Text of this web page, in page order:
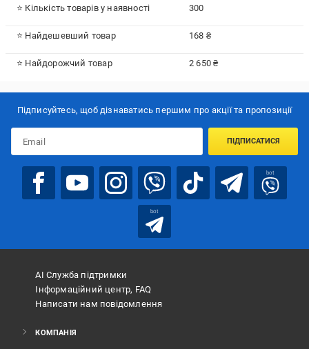
⭐ Кількість товарів у наявності 300
⭐ Найдешевший товар 168 ₴
⭐ Найдорожчий товар 2 650 ₴
Підписуйтесь, щоб дізнаватись першим про акції та пропозиції
ПІДПИСАТИСЯ
bot
bot
АІ Служба підтримки
Інформаційний центр, FAQ
Написати нам повідомлення
КОМПАНІЯ